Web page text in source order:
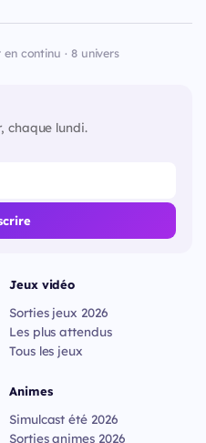
continu · 8 univers
chaque lundi.
Jeux vidéo
Sorties jeux 2026
Les plus attendus
Tous les jeux
Animes
Simulcast été 2026
Sorties animes 2026